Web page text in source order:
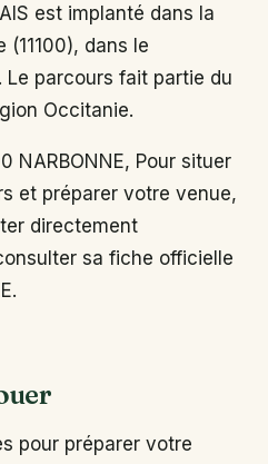
est implanté dans la
(11100), dans le
Le parcours fait partie du
Occitanie.
NARBONNE, Pour situer
et préparer votre venue,
directement
sa fiche officielle
pour préparer votre